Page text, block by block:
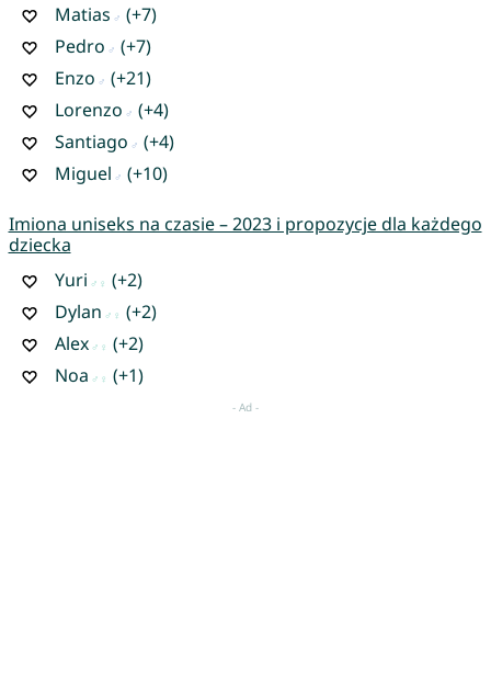
Matias
(+7)
Pedro
(+7)
Enzo
(+21)
Lorenzo
(+4)
Santiago
(+4)
Miguel
(+10)
Imiona uniseks na czasie – 2023 i propozycje dla każdego
dziecka
Yuri
(+2)
Dylan
(+2)
Alex
(+2)
Noa
(+1)